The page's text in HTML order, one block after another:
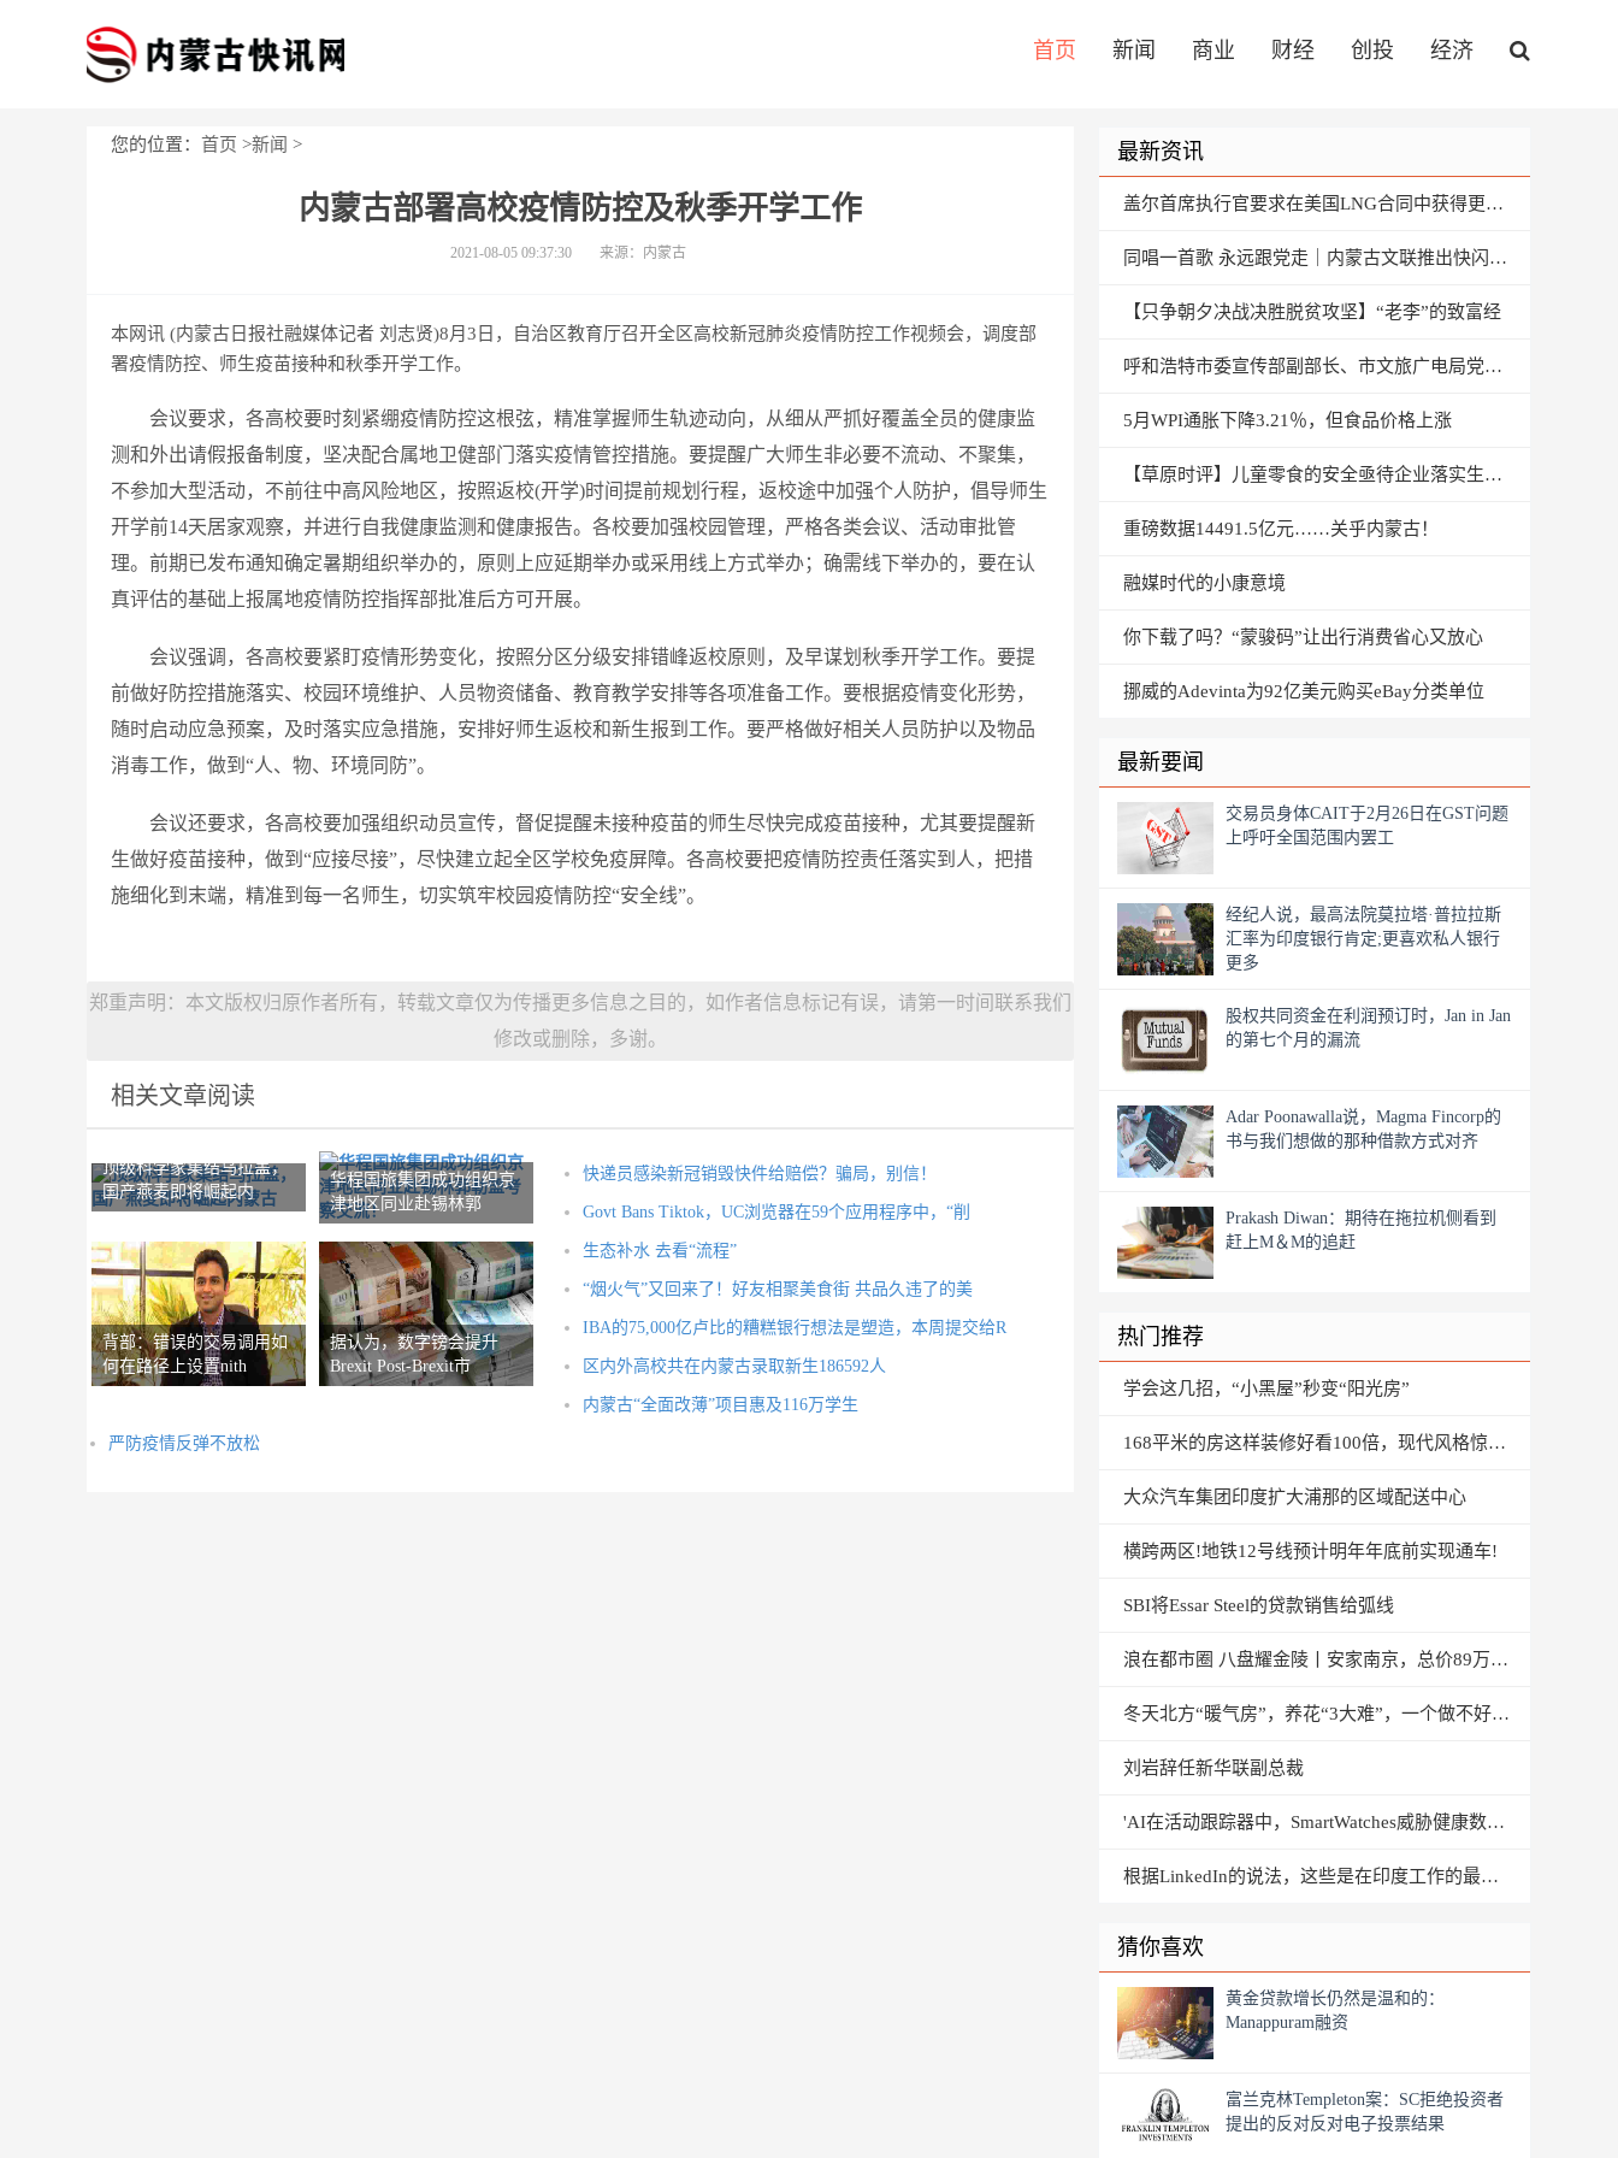
首页 新闻 商业 财经 创投 经济
您的位置： 首页 >新闻 >
内蒙古部署高校疫情防控及秋季开学工作
2021-08-05 09:37:30 来源：内蒙古
本网讯 (内蒙古日报社融媒体记者 刘志贤)8月3日，自治区教育厅召开全区高校新冠肺炎疫情防控工作视频会，调度部
署疫情防控、师生疫苗接种和秋季开学工作。
会议要求，各高校要时刻紧绷疫情防控这根弦，精准掌握师生轨迹动向，从细从严抓好覆盖全员的健康监
测和外出请假报备制度，坚决配合属地卫健部门落实疫情管控措施。要提醒广大师生非必要不流动、不聚集，
不参加大型活动，不前往中高风险地区，按照返校(开学)时间提前规划行程，返校途中加强个人防护，倡导师生
开学前14天居家观察，并进行自我健康监测和健康报告。各校要加强校园管理，严格各类会议、活动审批管
理。前期已发布通知确定暑期组织举办的，原则上应延期举办或采用线上方式举办；确需线下举办的，要在认
真评估的基础上报属地疫情防控指挥部批准后方可开展。
会议强调，各高校要紧盯疫情形势变化，按照分区分级安排错峰返校原则，及早谋划秋季开学工作。要提
前做好防控措施落实、校园环境维护、人员物资储备、教育教学安排等各项准备工作。要根据疫情变化形势，
随时启动应急预案，及时落实应急措施，安排好师生返校和新生报到工作。要严格做好相关人员防护以及物品
消毒工作，做到“人、物、环境同防”。
会议还要求，各高校要加强组织动员宣传，督促提醒未接种疫苗的师生尽快完成疫苗接种，尤其要提醒新
生做好疫苗接种，做到“应接尽接”，尽快建立起全区学校免疫屏障。各高校要把疫情防控责任落实到人，把措
施细化到末端，精准到每一名师生，切实筑牢校园疫情防控“安全线”。
郑重声明：本文版权归原作者所有，转载文章仅为传播更多信息之目的，如作者信息标记有误，请第一时间联系我们
修改或删除，多谢。
相关文章阅读
顶级科学家集结乌拉盖，
国产燕麦即将崛起内
华程国旅集团成功组织京
津地区同业赴锡林郭
背部：错误的交易调用如
何在路径上设置nith
据认为，数字镑会提升
Brexit Post-Brexit市
快递员感染新冠销毁快件给赔偿？骗局，别信！
Govt Bans Tiktok，UC浏览器在59个应用程序中，“削
生态补水 去看“流程”
“烟火气”又回来了！好友相聚美食街 共品久违了的美
IBA的75,000亿卢比的糟糕银行想法是塑造，本周提交给R
区内外高校共在内蒙古录取新生186592人
内蒙古“全面改薄”项目惠及116万学生
严防疫情反弹不放松
最新资讯
盖尔首席执行官要求在美国LNG合同中获得更多灵活性
同唱一首歌 永远跟党走｜内蒙古文联推出快闪歌曲《牧民歌唱共产党》
【只争朝夕决战决胜脱贫攻坚】“老李”的致富经
呼和浩特市委宣传部副部长、市文旅广电局党组书记兰毅赴清水河县调研指导定点扶贫工作
5月WPI通胀下降3.21％，但食品价格上涨
【草原时评】儿童零食的安全亟待企业落实生产标准
重磅数据14491.5亿元……关乎内蒙古！
融媒时代的小康意境
你下载了吗？“蒙骏码”让出行消费省心又放心
挪威的Adevinta为92亿美元购买eBay分类单位
最新要闻
交易员身体CAIT于2月26日在GST问题
上呼吁全国范围内罢工
经纪人说，最高法院莫拉塔·普拉拉斯
汇率为印度银行肯定;更喜欢私人银行
更多
股权共同资金在利润预订时，Jan in Jan
的第七个月的漏流
Adar Poonawalla说，Magma Fincorp的
书与我们想做的那种借款方式对齐
Prakash Diwan：期待在拖拉机侧看到
赶上M＆M的追赶
热门推荐
学会这几招，“小黑屋”秒变“阳光房”
168平米的房这样装修好看100倍，现代风格惊艳众人
大众汽车集团印度扩大浦那的区域配送中心
横跨两区!地铁12号线预计明年年底前实现通车!
SBI将Essar Steel的贷款销售给弧线
浪在都市圈 八盘耀金陵丨安家南京，总价89万起，学府公园地铁房
冬天北方“暖气房”，养花“3大难”，一个做不好，暖和也白搭
刘岩辞任新华联副总裁
'AI在活动跟踪器中，SmartWatches威胁健康数据的隐私'
根据LinkedIn的说法，这些是在印度工作的最佳初创公司
猜你喜欢
黄金贷款增长仍然是温和的：
Manappuram融资
富兰克林Templeton案：SC拒绝投资者
提出的反对反对电子投票结果